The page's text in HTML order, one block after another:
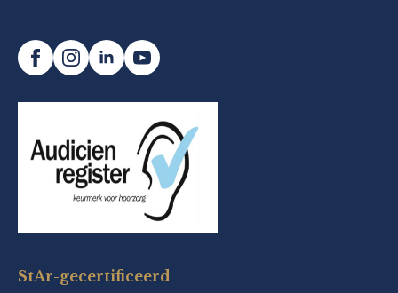
StAr-gecertificeerd